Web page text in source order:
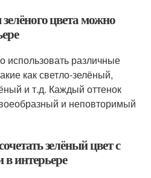
цвета можно
использовать различные
как светло-зелёный,
и т.д. Каждый оттенок
и неповторимый
зелёный цвет с
интерьере